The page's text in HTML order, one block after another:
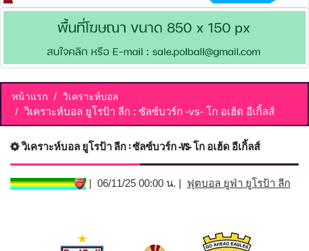
หน้าแรก วิเคราะห์บอล
วิเคราะห์บอล ยูโรป้า ลีก : ซัลซ์บวร์ก -vs- โก อเฮ้ด อีเกิ้ลส์
วิเคราะห์บอล ยูโรป้า ลีก : ซัลซ์บวร์ก -vs- โก อเฮ้ด อีเกิ้ลส์
| 06/11/25 00:00 น. | ฟุตบอล ยูฟ่า ยูโรป้า ลีก